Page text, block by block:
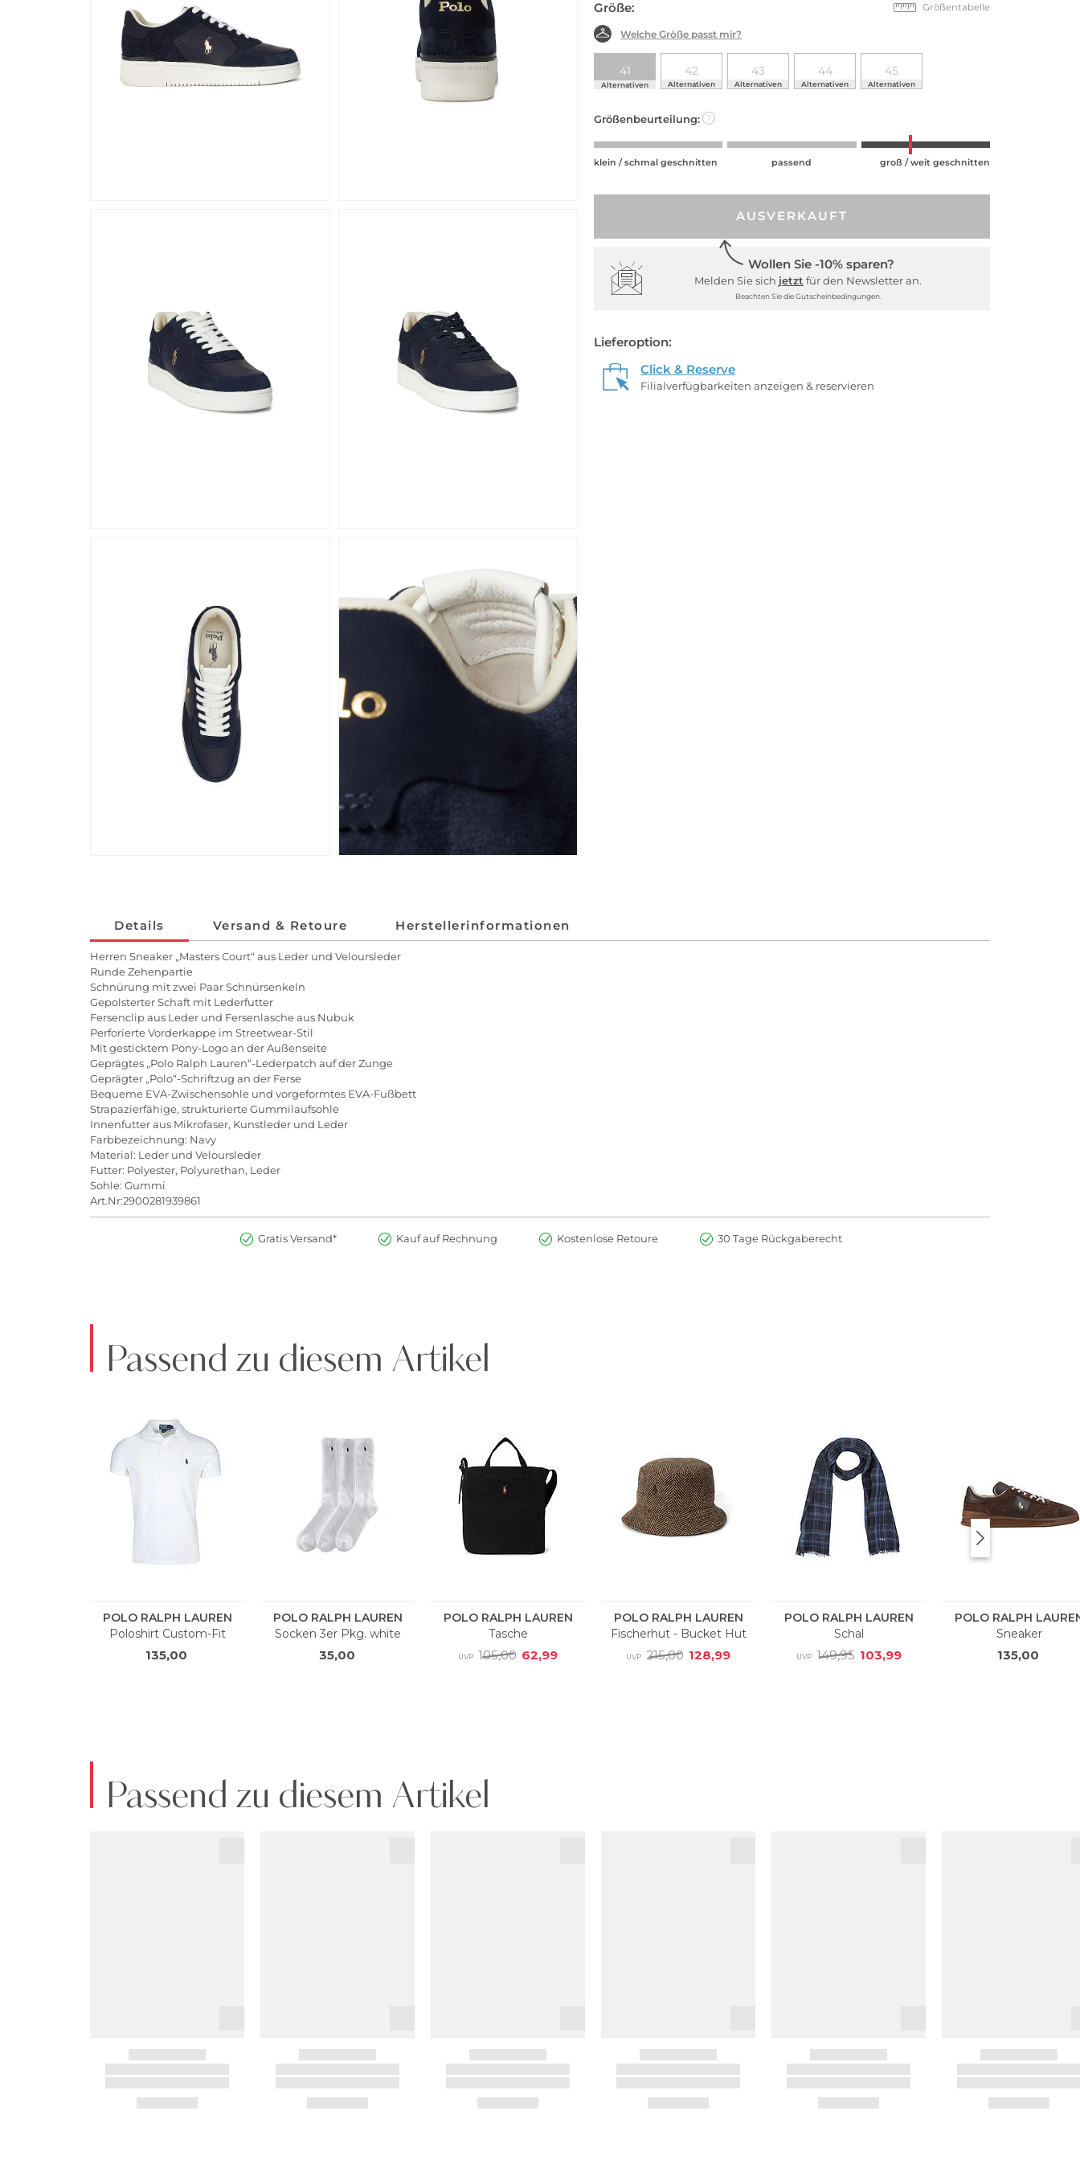
Größe: Größentabelle
Welche Größe passt mir?
41
Alternativen
42
Alternativen
43
Alternativen
44
Alternativen
45
Alternativen
Größenbeurteilung: ?
klein / schmal geschnitten passend groß / weit geschnitten
AUSVERKAUFT
Wollen Sie -10% sparen?
Melden Sie sich jetzt für den Newsletter an.
Beachten Sie die Gutscheinbedingungen.
Lieferoption:
Click & Reserve
Filialverfügbarkeiten anzeigen & reservieren
Details Versand & Retoure Herstellerinformationen
Herren Sneaker „Masters Court“ aus Leder und Veloursleder
Runde Zehenpartie
Schnürung mit zwei Paar Schnürsenkeln
Gepolsterter Schaft mit Lederfutter
Fersenclip aus Leder und Fersenlasche aus Nubuk
Perforierte Vorderkappe im Streetwear-Stil
Mit gesticktem Pony-Logo an der Außenseite
Geprägtes „Polo Ralph Lauren“-Lederpatch auf der Zunge
Geprägter „Polo“-Schriftzug an der Ferse
Bequeme EVA-Zwischensohle und vorgeformtes EVA-Fußbett
Strapazierfähige, strukturierte Gummilaufsohle
Innenfutter aus Mikrofaser, Kunstleder und Leder
Farbbezeichnung: Navy
Material: Leder und Veloursleder
Futter: Polyester, Polyurethan, Leder
Sohle: Gummi
Art.Nr:2900281939861
Gratis Versand* Kauf auf Rechnung Kostenlose Retoure 30 Tage Rückgaberecht
Passend zu diesem Artikel
Passend zu diesem Artikel